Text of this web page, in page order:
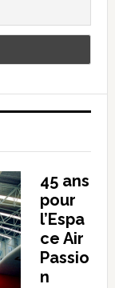
45 ans
pour
l’Espa
ce Air
Passio
n